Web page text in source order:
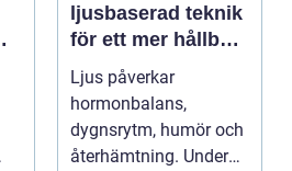
ljusbaserad teknik
för ett mer hållbart
välbefinnande
Ljus påverkar
hormonbalans,
dygnsrytm, humör och
återhämtning. Under